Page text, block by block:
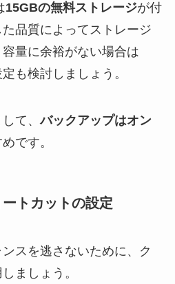
15GBの無料ストレージが付
品質によってストレージ
量に余裕がない場合は
も検討しましょう。
て、バックアップはオン
です。
トカットの設定
スを逃さないために、ク
ましょう。